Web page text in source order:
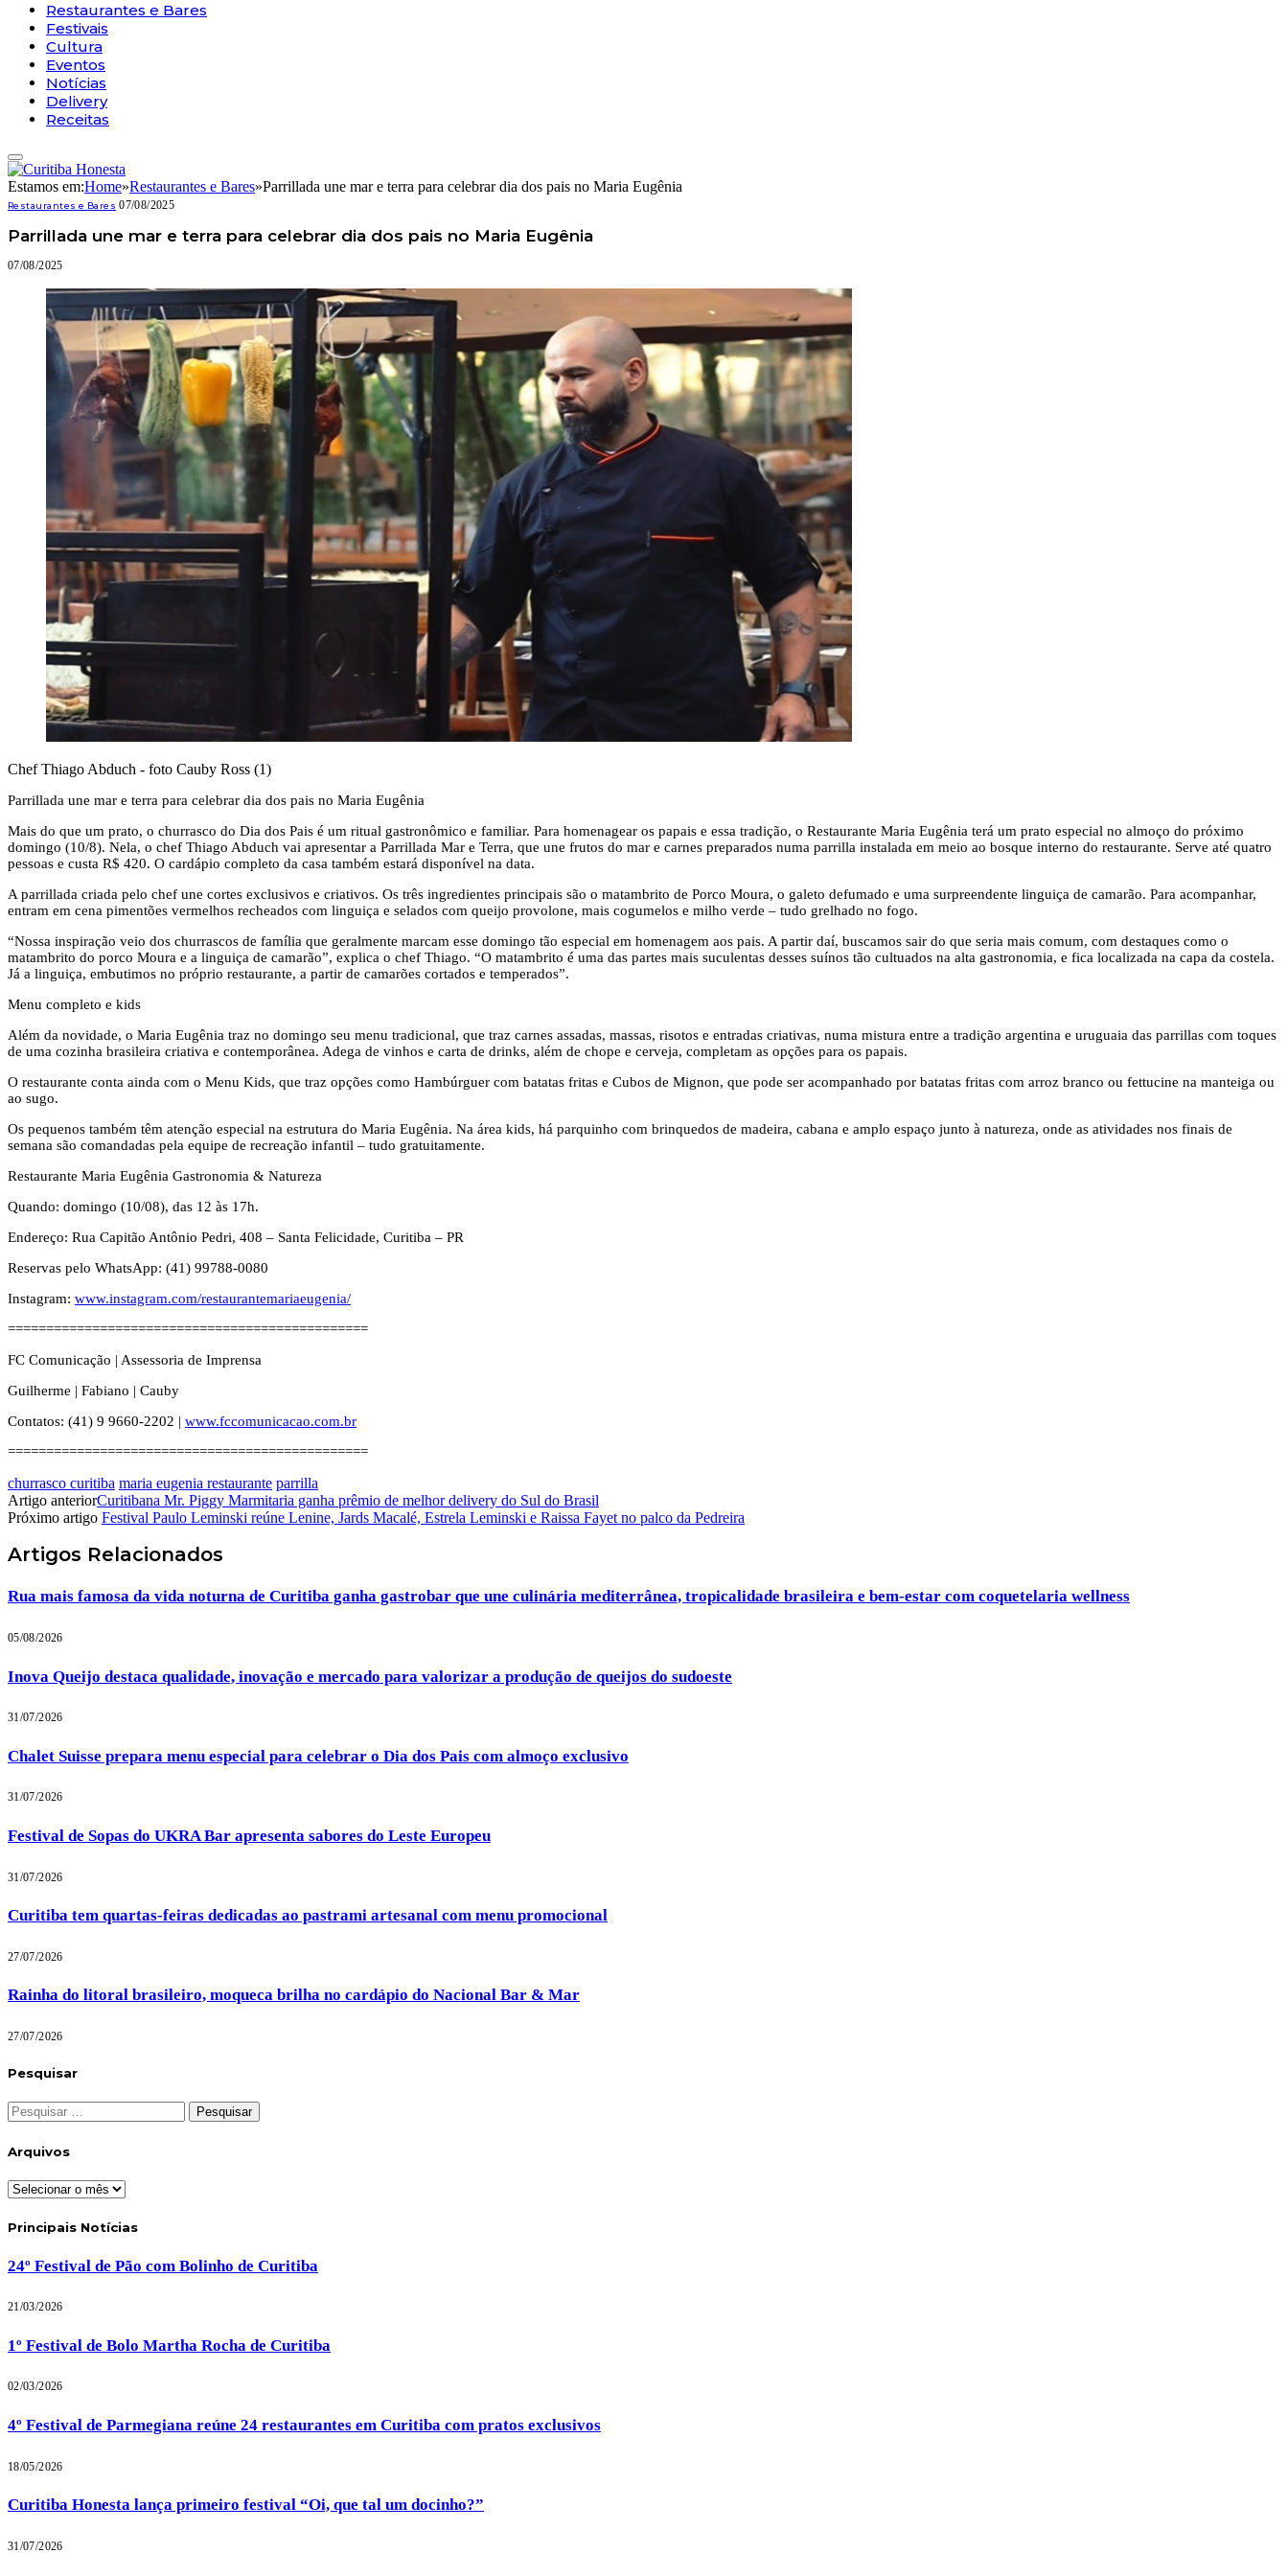
Restaurantes e Bares
Festivais
Cultura
Eventos
Notícias
Delivery
Receitas
Estamos em:Home»Restaurantes e Bares»Parrillada une mar e terra para celebrar dia dos pais no Maria Eugênia
Restaurantes e Bares 07/08/2025
Parrillada une mar e terra para celebrar dia dos pais no Maria Eugênia
07/08/2025
Chef Thiago Abduch - foto Cauby Ross (1)
Parrillada une mar e terra para celebrar dia dos pais no Maria Eugênia
Mais do que um prato, o churrasco do Dia dos Pais é um ritual gastronômico e familiar. Para homenagear os papais e essa tradição, o Restaurante Maria Eugênia terá um prato especial no almoço do próximo
domingo (10/8). Nela, o chef Thiago Abduch vai apresentar a Parrillada Mar e Terra, que une frutos do mar e carnes preparados numa parrilla instalada em meio ao bosque interno do restaurante. Serve até quatro
pessoas e custa R$ 420. O cardápio completo da casa também estará disponível na data.
A parrillada criada pelo chef une cortes exclusivos e criativos. Os três ingredientes principais são o matambrito de Porco Moura, o galeto defumado e uma surpreendente linguiça de camarão. Para acompanhar,
entram em cena pimentões vermelhos recheados com linguiça e selados com queijo provolone, mais cogumelos e milho verde – tudo grelhado no fogo.
“Nossa inspiração veio dos churrascos de família que geralmente marcam esse domingo tão especial em homenagem aos pais. A partir daí, buscamos sair do que seria mais comum, com destaques como o
matambrito do porco Moura e a linguiça de camarão”, explica o chef Thiago. “O matambrito é uma das partes mais suculentas desses suínos tão cultuados na alta gastronomia, e fica localizada na capa da costela.
Já a linguiça, embutimos no próprio restaurante, a partir de camarões cortados e temperados”.
Menu completo e kids
Além da novidade, o Maria Eugênia traz no domingo seu menu tradicional, que traz carnes assadas, massas, risotos e entradas criativas, numa mistura entre a tradição argentina e uruguaia das parrillas com toques
de uma cozinha brasileira criativa e contemporânea. Adega de vinhos e carta de drinks, além de chope e cerveja, completam as opções para os papais.
O restaurante conta ainda com o Menu Kids, que traz opções como Hambúrguer com batatas fritas e Cubos de Mignon, que pode ser acompanhado por batatas fritas com arroz branco ou fettucine na manteiga ou
ao sugo.
Os pequenos também têm atenção especial na estrutura do Maria Eugênia. Na área kids, há parquinho com brinquedos de madeira, cabana e amplo espaço junto à natureza, onde as atividades nos finais de
semana são comandadas pela equipe de recreação infantil – tudo gratuitamente.
Restaurante Maria Eugênia Gastronomia & Natureza
Quando: domingo (10/08), das 12 às 17h.
Endereço: Rua Capitão Antônio Pedri, 408 – Santa Felicidade, Curitiba – PR
Reservas pelo WhatsApp: (41) 99788-0080
Instagram: www.instagram.com/restaurantemariaeugenia/
===============================================
FC Comunicação | Assessoria de Imprensa
Guilherme | Fabiano | Cauby
Contatos: (41) 9 9660-2202 | www.fccomunicacao.com.br
===============================================
churrasco curitiba maria eugenia restaurante parrilla
Artigo anteriorCuritibana Mr. Piggy Marmitaria ganha prêmio de melhor delivery do Sul do Brasil
Próximo artigo Festival Paulo Leminski reúne Lenine, Jards Macalé, Estrela Leminski e Raissa Fayet no palco da Pedreira
Artigos Relacionados
Rua mais famosa da vida noturna de Curitiba ganha gastrobar que une culinária mediterrânea, tropicalidade brasileira e bem-estar com coquetelaria wellness
05/08/2026
Inova Queijo destaca qualidade, inovação e mercado para valorizar a produção de queijos do sudoeste
31/07/2026
Chalet Suisse prepara menu especial para celebrar o Dia dos Pais com almoço exclusivo
31/07/2026
Festival de Sopas do UKRA Bar apresenta sabores do Leste Europeu
31/07/2026
Curitiba tem quartas-feiras dedicadas ao pastrami artesanal com menu promocional
27/07/2026
Rainha do litoral brasileiro, moqueca brilha no cardápio do Nacional Bar & Mar
27/07/2026
Pesquisar
Pesquisar
por:
Arquivos
Arquivos
Principais Notícias
24º Festival de Pão com Bolinho de Curitiba
21/03/2026
1º Festival de Bolo Martha Rocha de Curitiba
02/03/2026
4º Festival de Parmegiana reúne 24 restaurantes em Curitiba com pratos exclusivos
18/05/2026
Curitiba Honesta lança primeiro festival “Oi, que tal um docinho?”
31/07/2026